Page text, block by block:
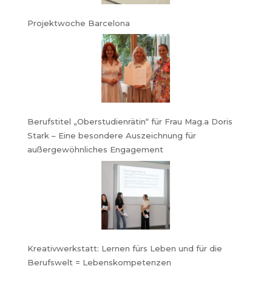
Projektwoche Barcelona
Berufstitel „Oberstudienrätin“ für Frau Mag.a Doris
Stark – Eine besondere Auszeichnung für
außergewöhnliches Engagement
Kreativwerkstatt: Lernen fürs Leben und für die
Berufswelt = Lebenskompetenzen